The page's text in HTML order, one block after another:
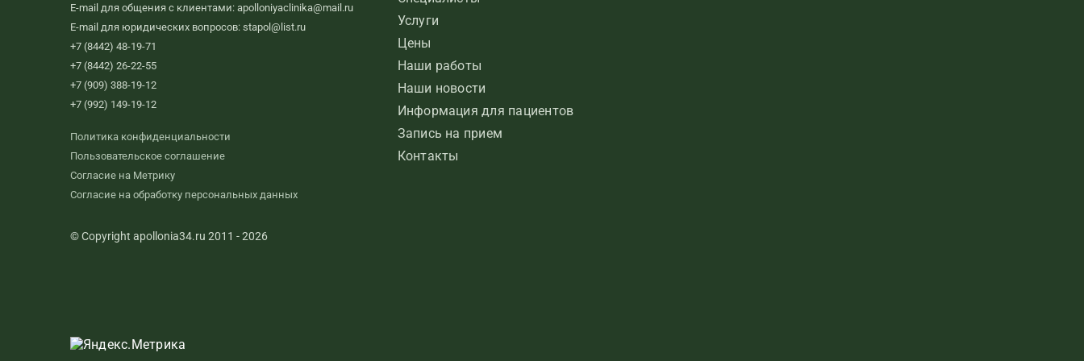
E-mail для общения с клиентами: apolloniyaclinika@mail.ru
E-mail для юридических вопросов: stapol@list.ru
+7 (8442) 48-19-71
+7 (8442) 26-22-55
+7 (909) 388-19-12
+7 (992) 149-19-12
Политика конфиденциальности
Пользовательское соглашение
Согласие на Метрику
Согласие на обработку персональных данных
© Copyright apollonia34.ru 2011 - 2026
Услуги
Цены
Наши работы
Наши новости
Информация для пациентов
Запись на прием
Контакты